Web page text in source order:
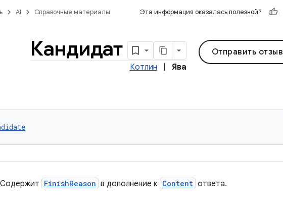
AI Справочные материалы Эта информация оказалась полезной?
Отправить отзыв
Кандидат
Котлин Ява
FinishReason в дополнение к Content ответа.